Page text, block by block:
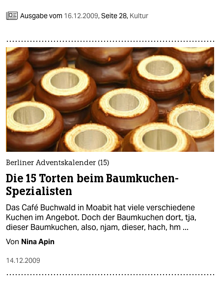
Ausgabe vom 16.12.2009,Seite 28, Kultur
Berliner Adventskalender (15)
Die 15 Torten beim Baumkuchen-
Spezialisten
Das Café Buchwald in Moabit hat viele verschiedene
Kuchen im Angebot. Doch der Baumkuchen dort, tja,
dieser Baumkuchen, also, njam, dieser, hach, hm ...
Von Nina Apin
14.12.2009